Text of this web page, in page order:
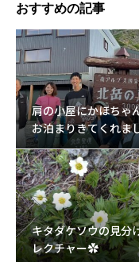
おすすめの記事
肩の小屋にかほちゃ
お泊まりきてくれま
キタダケソウの見分
レクチャー✿